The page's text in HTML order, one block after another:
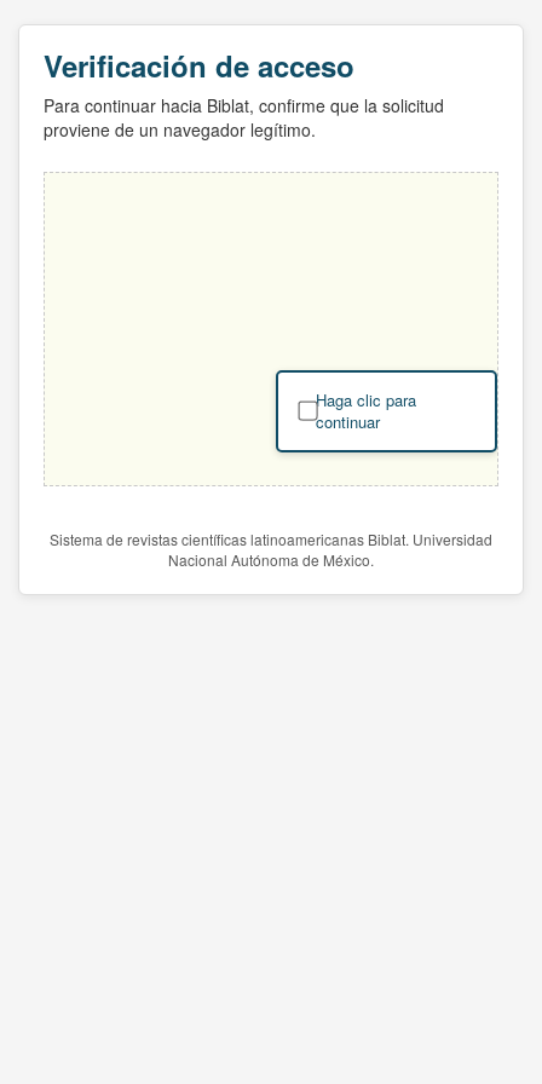
Verificación de acceso
Para continuar hacia Biblat, confirme que la solicitud
proviene de un navegador legítimo.
Haga clic para
continuar
Sistema de revistas científicas latinoamericanas Biblat. Universidad
Nacional Autónoma de México.